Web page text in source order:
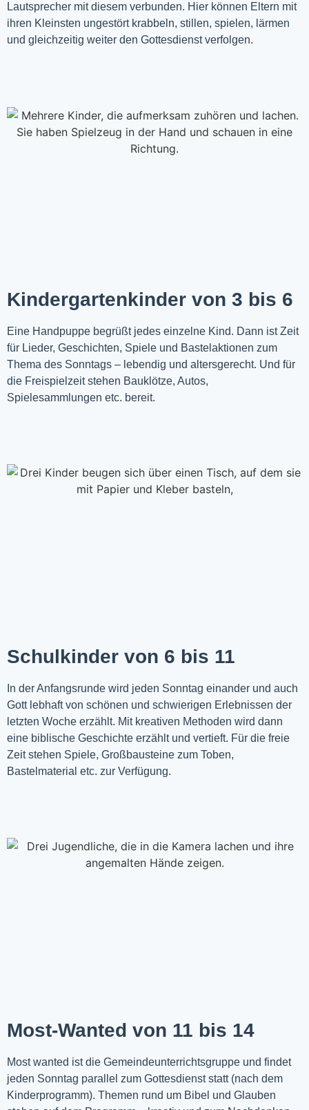
Lautsprecher mit diesem verbunden. Hier können Eltern mit
ihren Kleinsten ungestört krabbeln, stillen, spielen, lärmen
und gleichzeitig weiter den Gottesdienst verfolgen.
Kindergartenkinder von 3 bis 6
Eine Handpuppe begrüßt jedes einzelne Kind. Dann ist Zeit
für Lieder, Geschichten, Spiele und Bastelaktionen zum
Thema des Sonntags – lebendig und altersgerecht. Und für
die Freispielzeit stehen Bauklötze, Autos,
Spielesammlungen etc. bereit.
Schulkinder von 6 bis 11
In der Anfangsrunde wird jeden Sonntag einander und auch
Gott lebhaft von schönen und schwierigen Erlebnissen der
letzten Woche erzählt. Mit kreativen Methoden wird dann
eine biblische Geschichte erzählt und vertieft. Für die freie
Zeit stehen Spiele, Großbausteine zum Toben,
Bastelmaterial etc. zur Verfügung.
Most-Wanted von 11 bis 14
Most wanted ist die Gemeindeunterrichtsgruppe und findet
jeden Sonntag parallel zum Gottesdienst statt (nach dem
Kinderprogramm). Themen rund um Bibel und Glauben